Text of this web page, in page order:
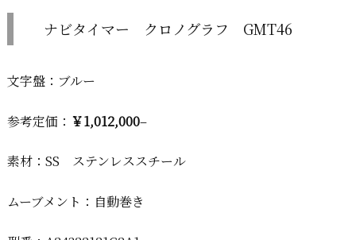
ナビタイマー クロノグラフ GMT46
文字盤：ブルー
参考定価： ￥1,012,000–
素材：SS ステンレススチール
ムーブメント：自動巻き